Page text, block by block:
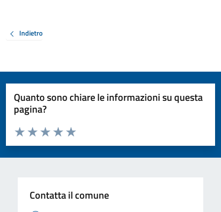
Indietro
Quanto sono chiare le informazioni su questa
pagina?
Valuta da 1 a 5 stelle la pagina
Valuta 5 stelle su 5
Valuta 4 stelle su 5
Valuta 3 stelle su 5
Valuta 2 stelle su 5
Valuta 1 stelle su 5
Contatta il comune